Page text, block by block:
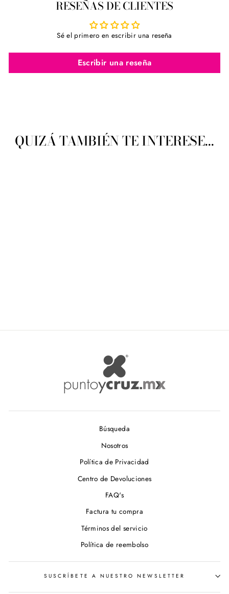
Facebook
Twitter
RESEÑAS DE CLIENTES
Sé el primero en escribir una reseña
Escribir una reseña
QUIZÁ TAMBIÉN TE INTERESE...
Búsqueda
Nosotros
Política de Privacidad
Centro de Devoluciones
FAQ's
Factura tu compra
Términos del servicio
Política de reembolso
SUSCRÍBETE A NUESTRO NEWSLETTER